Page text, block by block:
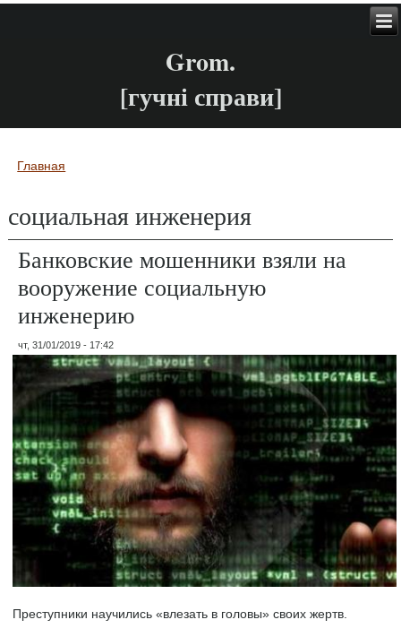
Grom.
[гучні справи]
Вы здесь
Главная
социальная инженерия
Банковские мошенники взяли на
вооружение социальную
инженерию
чт, 31/01/2019 - 17:42
Преступники научились «влезать в головы» своих жертв.